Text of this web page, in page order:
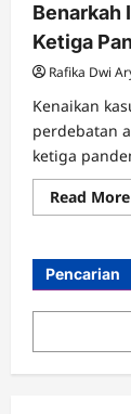
Benarkah
Ketiga
Rafika Dwi
Kenaikan
perdebatan
ketiga
Read More
Pencarian